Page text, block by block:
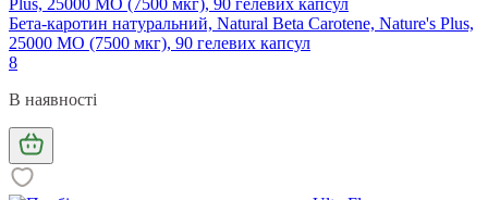
Бета-каротин натуральний, Natural Beta Carotene, Nature's Plus,
25000 МО (7500 мкг), 90 гелевих капсул
8
В наявності